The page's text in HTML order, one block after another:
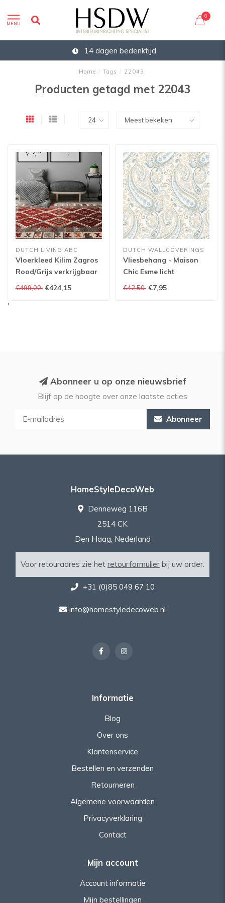
MENU
0
14 dagen bedenktijd
Home / Tags / 22043
Producten getagd met 22043
DUTCH LIVING ABC
Vloerkleed Kilim Zagros
Rood/Grijs verkrijgbaar
in verschillende
€499,00 €424,15
DUTCH WALLCOVERINGS
Vliesbehang - Maison
Chic Esme licht
grijs/blauw - 22043
€42,50 €7,95
'
Abonneer u op onze nieuwsbrief
Blijf op de hoogte over onze laatste acties
Abonneer
HomeStyleDecoWeb
Denneweg 116B
2514 CK
Den Haag, Nederland
Voor retouradres zie het retourformulier bij uw order.
+31 (0)85 049 67 10
info@homestyledecoweb.nl
Informatie
Blog
Over ons
Klantenservice
Bestellen en verzenden
Retourneren
Algemene voorwaarden
Privacyverklaring
Contact
Mijn account
Account informatie
Mijn bestellingen